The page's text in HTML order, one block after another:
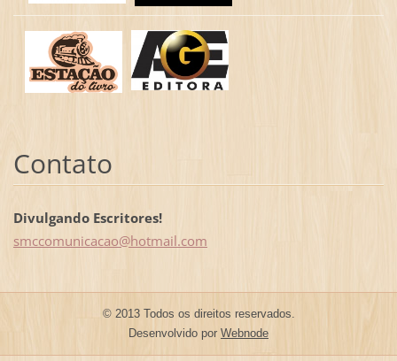
Contato
Divulgando Escritores!
smccomunicacao@hotmail.com
© 2013 Todos os direitos reservados.
Desenvolvido por Webnode